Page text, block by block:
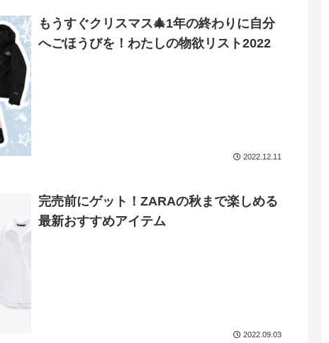
もうすぐクリスマス🎄1年の終わりに自分
へごほうびを！わたしの物欲リスト2022
2022.12.11
完売前にゲット！ZARAの秋まで楽しめる
最新おすすめアイテム
2022.09.03